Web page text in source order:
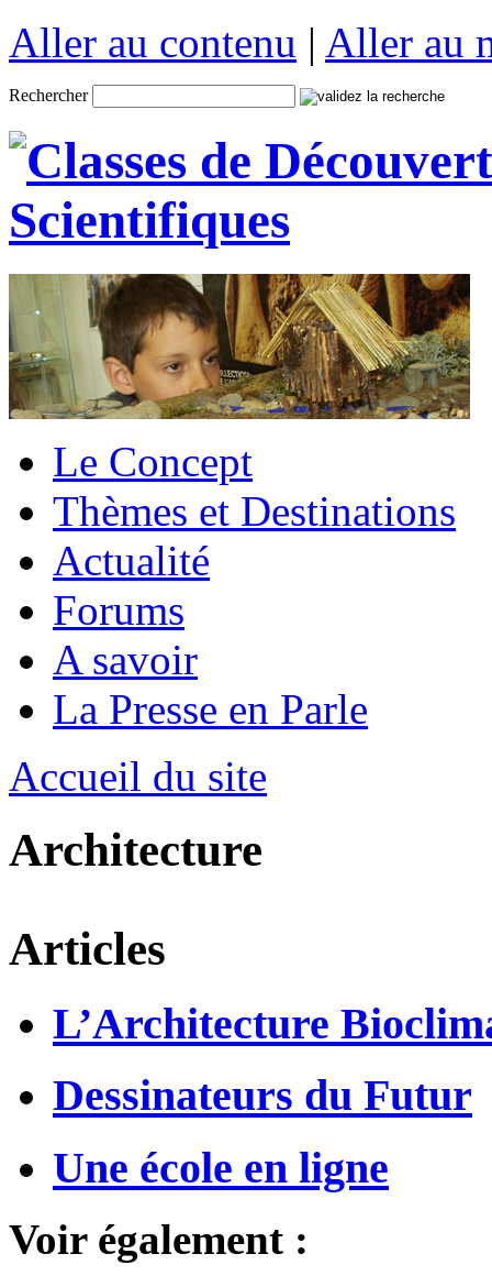
Aller au contenu | Aller au
Rechercher
Le Concept
Thèmes et Destinations
Actualité
Forums
A savoir
La Presse en Parle
Accueil du site
Architecture
Articles
L’Architecture
Dessinateurs du Futur
Une école en ligne
Voir également :